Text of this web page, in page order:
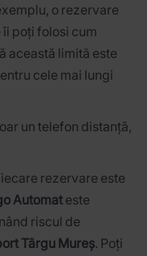
o rezervare
poți folosi cum
această limită este
cele mai lungi
un telefon distanță,
rezervare este
Automat este
riscul de
Târgu Mureș. Poți